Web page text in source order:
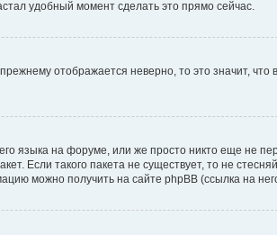
удобный момент сделать это прямо сейчас.
отображается неверно, то это значит, что
языка на форуме, или же просто никто еще не
Если такого пакета не существует, то не
можно получить на сайте phpBB (ссылка на